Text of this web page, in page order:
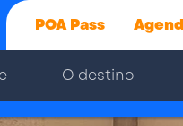
O destino
POA Pass